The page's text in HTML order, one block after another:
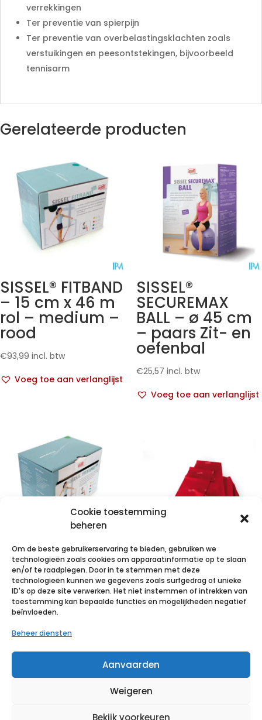
Cookie toestemming
beheren
Om de beste gebruikerservaring te bieden, gebruiken we
technologieën zoals cookies om apparaatinformatie op te slaan
en/of te raadplegen. Door in te stemmen met deze
technologieën kunnen we gegevens zoals surfgedrag of unieke
ID's op deze site verwerken. Het niet instemmen of intrekken van
toestemming kan bepaalde functies en mogelijkheden negatief
beïnvloeden.
Beheer diensten
Aanvaarden
Weigeren
Bekijk voorkeuren
verrekkingen
Ter preventie van spierpijn
Ter preventie van overbelastingsklachten zoals
verstuikingen en peesontstekingen, bijvoorbeeld
tennisarm
Gerelateerde producten
SISSEL® FITBAND
– 15 cm x 46 m
rol – medium –
rood
€93,99 incl. btw
Voeg toe aan verlanglijst
SISSEL®
SECUREMAX
BALL – ø 45 cm
– paars Zit- en
oefenbal
€25,57 incl. btw
Voeg toe aan verlanglijst
SISSEL® FITBAND
– 15 cm x 25 m
rol – strong –
groen
Voeg toe aan verlanglijst
SISSEL® FITBAND
– 15 cm x 5 m
rol – medium –
Voeg toe aan verlanglijst